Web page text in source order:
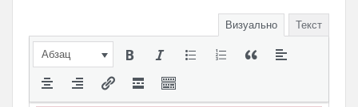
Визуально Текст
Абзац